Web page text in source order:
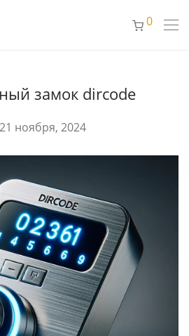
0
замок dircode
21 ноября, 2024